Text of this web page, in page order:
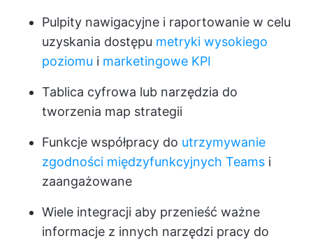
Pulpity nawigacyjne i raportowanie w celu
uzyskania dostępu metryki wysokiego
poziomu i marketingowe KPI
Tablica cyfrowa lub narzędzia do
tworzenia map strategii
Funkcje współpracy do utrzymywanie
zgodności międzyfunkcyjnych Teams i
zaangażowane
Wiele integracji aby przenieść ważne
informacje z innych narzędzi pracy do